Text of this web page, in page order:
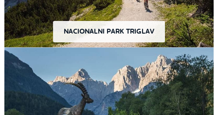
NACIONALNI PARK TRIGLAV